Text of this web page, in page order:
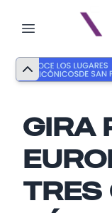
GIRA
TRES